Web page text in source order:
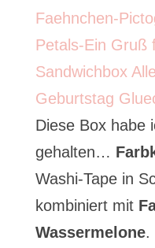
Diese Box habe
gehalten…
Washi-Tape in
kombiniert mit
Wassermelone.